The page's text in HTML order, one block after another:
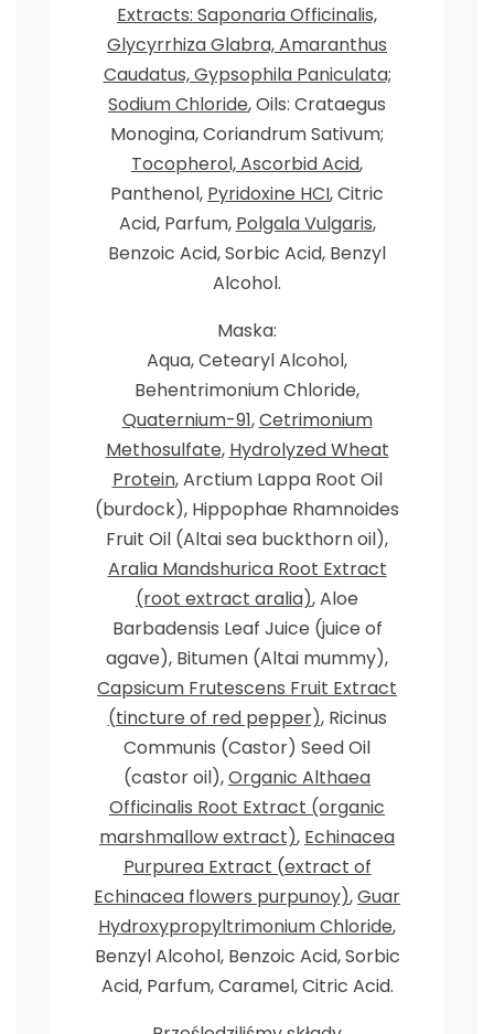
Extracts: Saponaria Officinalis,
Glycyrrhiza Glabra, Amaranthus
Caudatus, Gypsophila Paniculata;
Sodium Chloride, Oils: Crataegus
Monogina, Coriandrum Sativum;
Tocopherol, Ascorbid Acid,
Panthenol, Pyridoxine HCI, Citric
Acid, Parfum, Polgala Vulgaris,
Benzoic Acid, Sorbic Acid, Benzyl
Alcohol.
Maska:
Aqua, Cetearyl Alcohol,
Behentrimonium Chloride,
Quaternium-91,Cetrimonium
Methosulfate, Hydrolyzed Wheat
Protein, Arctium Lappa Root Oil
(burdock), Hippophae Rhamnoides
Fruit Oil (Altai sea buckthorn oil),
Aralia Mandshurica Root Extract
(root extract aralia), Aloe
Barbadensis Leaf Juice (juice of
agave), Bitumen (Altai mummy),
Capsicum Frutescens Fruit Extract
(tincture of red pepper), Ricinus
Communis (Castor) Seed Oil
(castor oil),Organic Althaea
Officinalis Root Extract (organic
marshmallow extract), Echinacea
Purpurea Extract (extract of
Echinacea flowers purpunoy),Guar
Hydroxypropyltrimonium Chloride,
Benzyl Alcohol, Benzoic Acid, Sorbic
Acid, Parfum, Caramel, Citric Acid.